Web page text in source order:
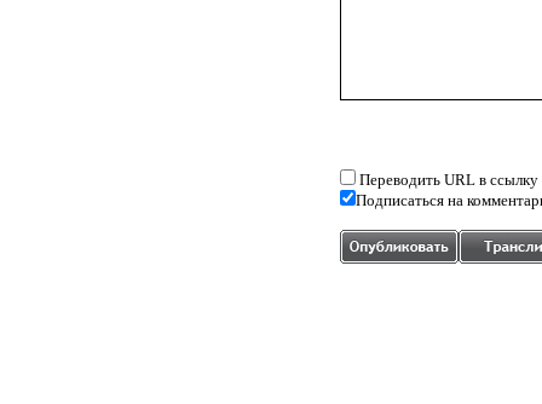
Переводить URL в ссылку
Подписаться на